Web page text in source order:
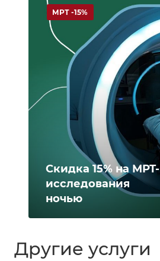
Скидка 15% на МРТ-
исследования
ночью
МРТ -15%
Другие услуги